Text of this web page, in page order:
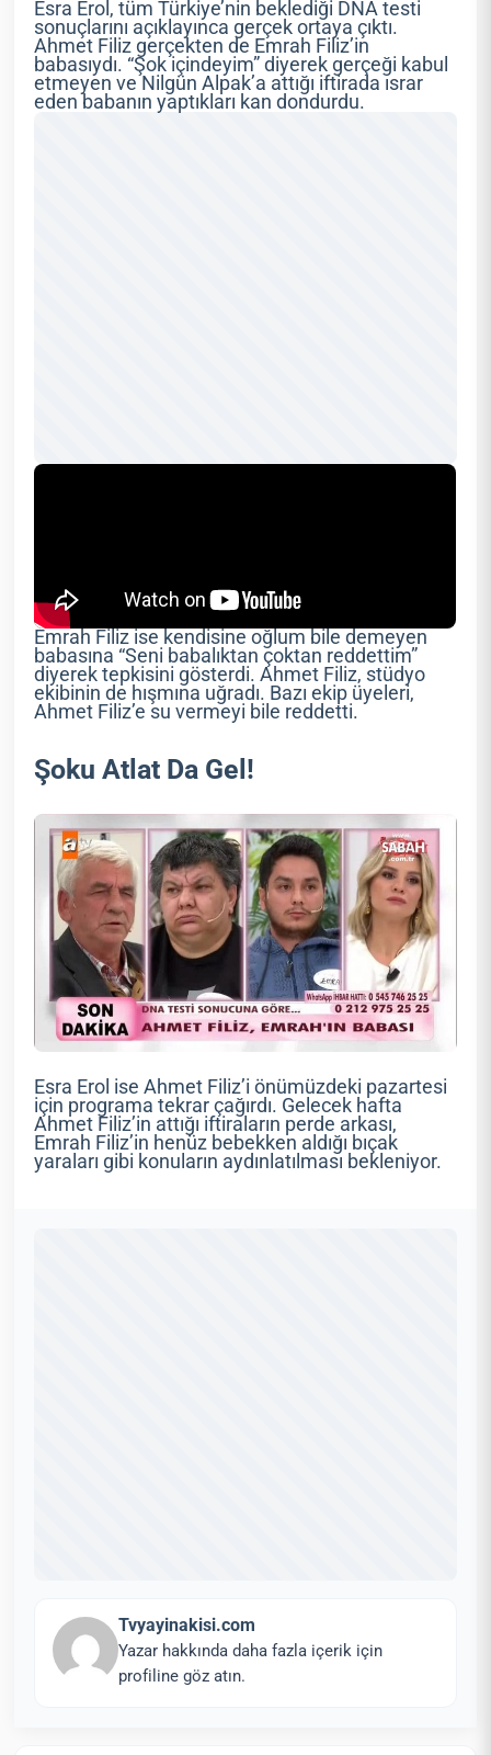
Esra Erol, tüm Türkiye’nin beklediği DNA testi
sonuçlarını açıklayınca gerçek ortaya çıktı.
Ahmet Filiz gerçekten de Emrah Filiz’in
babasıydı. “Şok içindeyim” diyerek gerçeği kabul
etmeyen ve Nilgün Alpak’a attığı iftirada ısrar
eden babanın yaptıkları kan dondurdu.
Emrah Filiz ise kendisine oğlum bile demeyen
babasına “Seni babalıktan çoktan reddettim”
diyerek tepkisini gösterdi. Ahmet Filiz, stüdyo
ekibinin de hışmına uğradı. Bazı ekip üyeleri,
Ahmet Filiz’e su vermeyi bile reddetti.
Şoku Atlat Da Gel!
Esra Erol ise Ahmet Filiz’i önümüzdeki pazartesi
için programa tekrar çağırdı. Gelecek hafta
Ahmet Filiz’in attığı iftiraların perde arkası,
Emrah Filiz’in henüz bebekken aldığı bıçak
yaraları gibi konuların aydınlatılması bekleniyor.
Tvyayinakisi.com
Yazar hakkında daha fazla içerik için
profiline göz atın.